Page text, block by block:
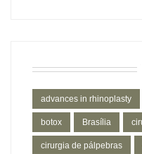
advances in rhinoplasty
botox Brasília
cirurgia de pálpebras